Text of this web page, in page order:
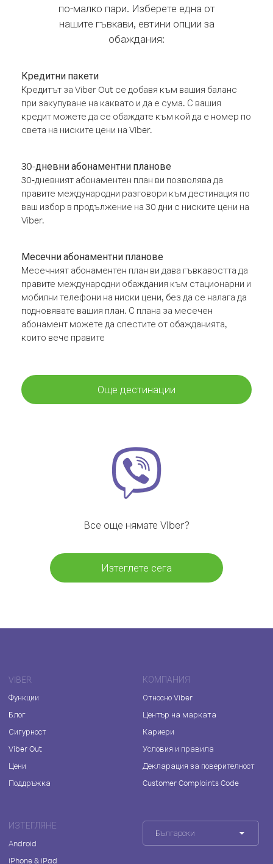
по-малко пари. Изберете една от
нашите гъвкави, евтини опции за
обаждания:
Кредитни пакети
Кредитът за Viber Out се добавя към вашия баланс
при закупуване на каквато и да е сума. С вашия
кредит можете да се обаждате към кой да е номер по
света на ниските цени на Viber.
30-дневни абонаментни планове
30-дневният абонаментен план ви позволява да
правите международни разговори към дестинация по
ваш избор в продължение на 30 дни с ниските цени на
Viber.
Месечни абонаментни планове
Месечният абонаментен план ви дава гъвкавостта да
правите международни обаждания към стационарни и
мобилни телефони на ниски цени, без да се налага да
подновявате вашия план. С плана за месечен
абонамент можете да спестите от обажданията,
които вече правите
Още дестинации
Все още нямате Viber?
Изтеглете сега
VIBER
Функции
Блог
Сигурност
Viber Out
Цени
Поддръжка
КОМПАНИЯ
Относно Viber
Център на марката
Кариери
Условия и правила
Декларация за поверителност
Customer Complaints Code
ИЗТЕГЛЯНЕ
Android
iPhone & iPad
Български